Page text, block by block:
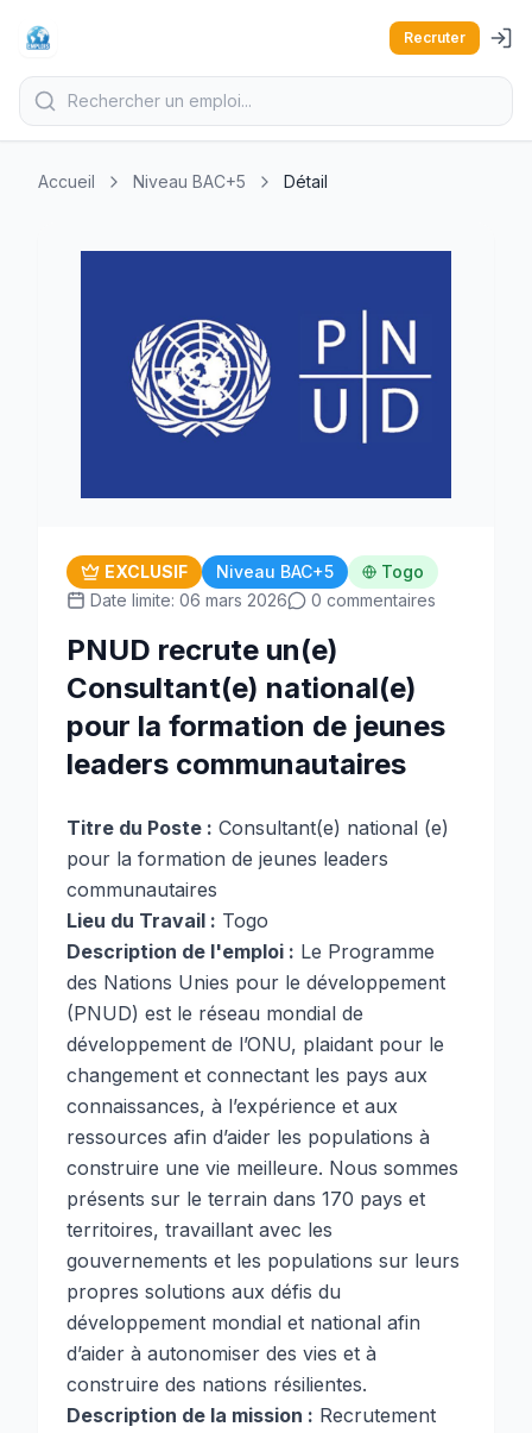
Recruter
Accueil Niveau BAC+5 Détail
EXCLUSIF Niveau BAC+5
Togo
Date limite: 06 mars 2026
0 commentaires
PNUD recrute un(e)
Consultant(e) national(e)
pour la formation de jeunes
leaders communautaires
Titre du Poste : Consultant(e) national (e)
pour la formation de jeunes leaders
communautaires
Lieu du Travail : Togo
Description de l'emploi : Le Programme
des Nations Unies pour le développement
(PNUD) est le réseau mondial de
développement de l’ONU, plaidant pour le
changement et connectant les pays aux
connaissances, à l’expérience et aux
ressources afin d’aider les populations à
construire une vie meilleure. Nous sommes
présents sur le terrain dans 170 pays et
territoires, travaillant avec les
gouvernements et les populations sur leurs
propres solutions aux défis du
développement mondial et national afin
d’aider à autonomiser des vies et à
construire des nations résilientes.
Description de la mission : Recrutement